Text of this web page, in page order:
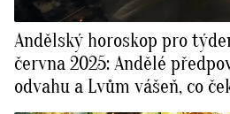
Andělský horoskop pro
června 2025: Andělé
odvahu a Lvům vášeň, co